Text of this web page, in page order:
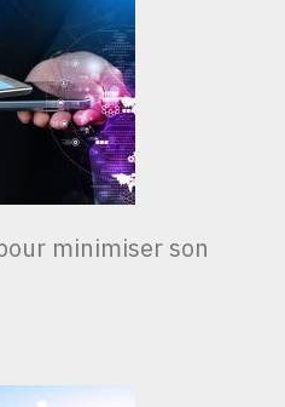
minimiser son